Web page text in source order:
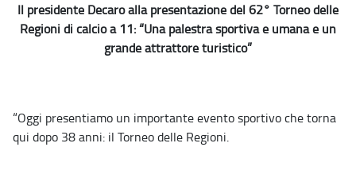
Il presidente Decaro alla presentazione del 62° Torneo delle
Regioni di calcio a 11: “Una palestra sportiva e umana e un
grande attrattore turistico”
“Oggi presentiamo un importante evento sportivo che torna
qui dopo 38 anni: il Torneo delle Regioni.